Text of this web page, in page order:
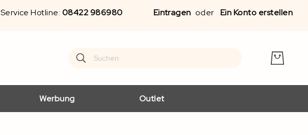
Service Hotline: 08422 986980 Eintragen Ein Konto erstellen
Search
Search
Werbung Outlet